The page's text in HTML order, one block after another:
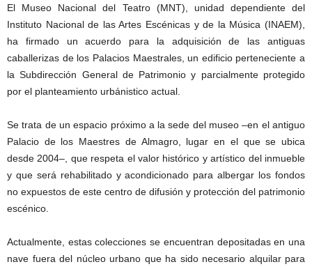
El Museo Nacional del Teatro (MNT), unidad dependiente del
Instituto Nacional de las Artes Escénicas y de la Música (INAEM),
ha firmado un acuerdo para la adquisición de las antiguas
caballerizas de los Palacios Maestrales, un edificio perteneciente a
la Subdirección General de Patrimonio y parcialmente protegido
por el planteamiento urbánistico actual.
Se trata de un espacio próximo a la sede del museo –en el antiguo
Palacio de los Maestres de Almagro, lugar en el que se ubica
desde 2004–, que respeta el valor histórico y artístico del inmueble
y que será rehabilitado y acondicionado para albergar los fondos
no expuestos de este centro de difusión y protección del patrimonio
escénico.
Actualmente, estas colecciones se encuentran depositadas en una
nave fuera del núcleo urbano que ha sido necesario alquilar para